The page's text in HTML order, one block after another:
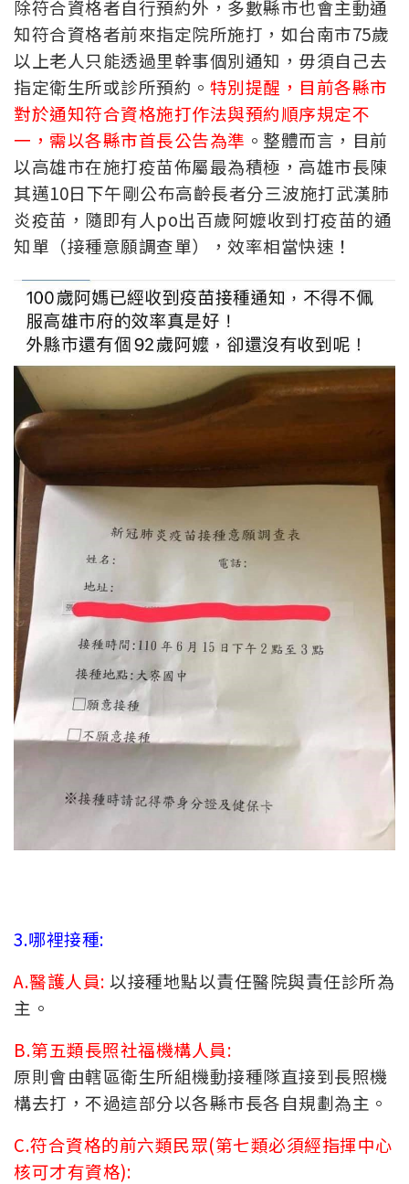
除符合資格者自行預約外，多數縣市也會主動通
知符合資格者前來指定院所施打，如台南市75歲
以上老人只能透過里幹事個別通知，毋須自己去
指定衛生所或診所預約。 特別提醒，目前各縣市
對於通知符合資格施打作法與預約順序規定不
一 ，需以各縣市首長公告為準 。整體而言，目前
以高雄市在施打疫苗佈屬最為積極， 高雄市長陳
其邁10日下午剛公布高齡長者分三波施打武漢肺
炎疫苗，隨即有人po出百歲阿嬤收到打疫苗的通
知單（接種意願調查單），效率相當快速！
3.哪裡接種:
A.醫護人員: 以接種地點以責任醫院與責任診所為
主。
B.第五類長照社福機構人員:
原則會由轄區衛生所組機動接種隊直接到長照機
構去打，不過這部分以各縣市長各自規劃為主 。
C.符合資格的前六類民眾(第七類必須經指揮中心
核可才有資格):